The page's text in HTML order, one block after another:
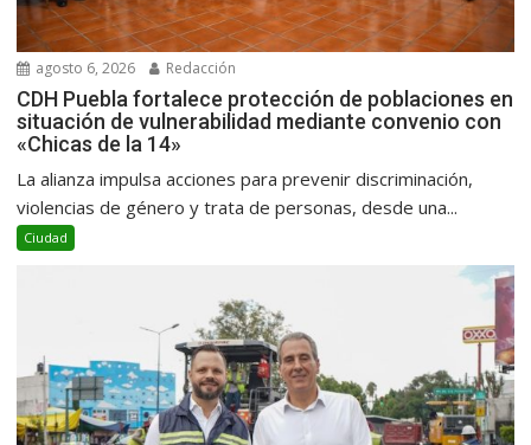
agosto 6, 2026 Redacción
CDH Puebla fortalece protección de poblaciones en
situación de vulnerabilidad mediante convenio con
«Chicas de la 14»
La alianza impulsa acciones para prevenir discriminación,
violencias de género y trata de personas, desde una...
Ciudad